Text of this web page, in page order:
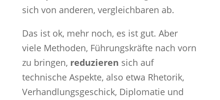
sich von anderen, vergleichbaren ab.
Das ist ok, mehr noch, es ist gut. Aber
viele Methoden, Führungskräfte nach vorn
zu bringen, reduzieren sich auf
technische Aspekte, also etwa Rhetorik,
Verhandlungsgeschick, Diplomatie und